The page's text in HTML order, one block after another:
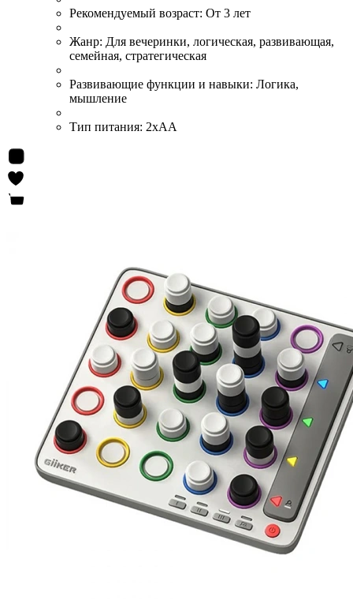
Рекомендуемый возраст: От 3 лет
Жанр: Для вечеринки, логическая, развивающая,
семейная, стратегическая
Развивающие функции и навыки: Логика,
мышление
Тип питания: 2хАА